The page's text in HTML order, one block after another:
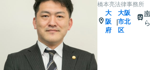
橋本亮法律事務所
大
阪
府
|
大阪
市北
区